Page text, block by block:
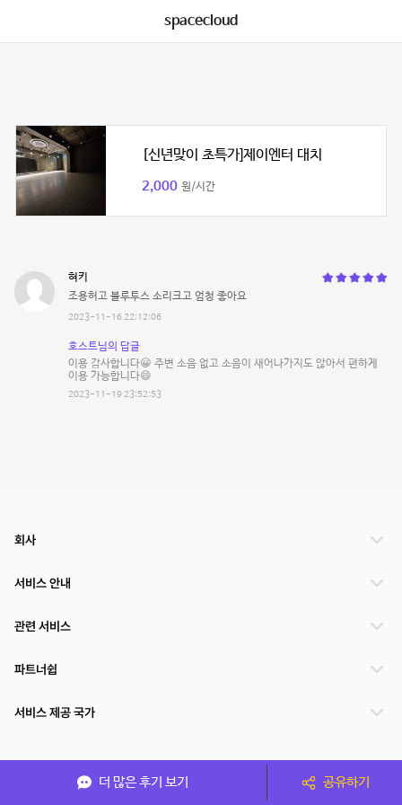
spacecloud
[신년맞이 초특가]제이엔터 대치
2,000 원/시간
혀키
조용허고 블루투스 소리크고 엄청 좋아요
2023-11-16 22:12:06
호스트님의 답글
이용 감사합니다😀 주변 소음 없고 소음이 새어나가지도 않아서 편하게
이용 가능합니다😄
2023-11-19 23:52:53
더 많은 후기 보기 공유하기
회사
서비스 안내
관련 서비스
파트너쉽
서비스 제공 국가
(주)NSPACE 사업자정보